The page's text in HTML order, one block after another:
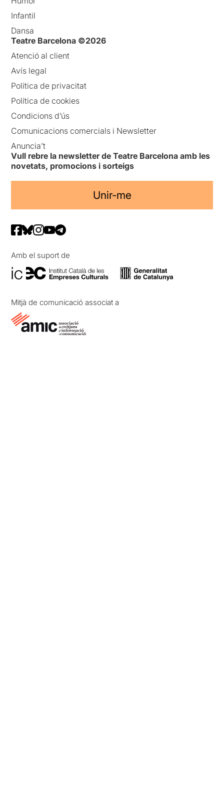
Infantil
Dansa
Teatre Barcelona ©2026
Atenció al client
Avís legal
Política de privacitat
Política de cookies
Condicions d’ús
Comunicacions comercials i Newsletter
Anuncia’t
Vull rebre la newsletter de Teatre Barcelona amb les
novetats, promocions i sorteigs
Unir-me
Amb el suport de
Mitjà de comunicació associat a